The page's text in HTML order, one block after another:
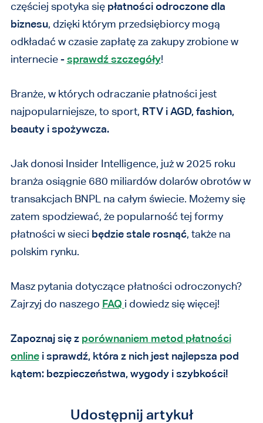
częściej spotyka się płatności odroczone dla
biznesu, dzięki którym przedsiębiorcy mogą
odkładać w czasie zapłatę za zakupy zrobione w
internecie -sprawdź szczegóły!
Branże, w których odraczanie płatności jest
najpopularniejsze, to sport, RTV i AGD, fashion,
beauty i spożywcza.
Jak donosi Insider Intelligence, już w 2025 roku
branża osiągnie 680 miliardów dolarów obrotów w
transakcjach BNPL na całym świecie. Możemy się
zatem spodziewać, że popularność tej formy
płatności w sieci będzie stale rosnąć, także na
polskim rynku.
Masz pytania dotyczące płatności odroczonych?
Zajrzyj do naszego FAQ i dowiedz się więcej!
Zapoznaj się z porównaniem metod płatności
onlinei sprawdź, która z nich jest najlepsza pod
kątem: bezpieczeństwa, wygody i szybkości!
Udostępnij artykuł